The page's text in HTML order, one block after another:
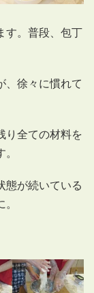
す。普段、包丁
、徐々に慣れて
り全ての材料を
態が続いている